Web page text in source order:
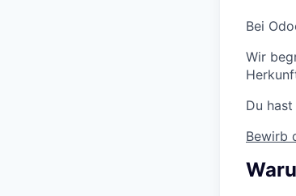
Bei
Wir
Du
Bewirb